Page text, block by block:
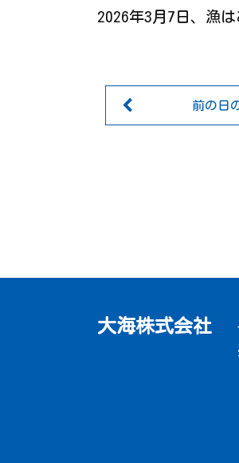
2026年3月7日、漁は
前の日
大海株式会社